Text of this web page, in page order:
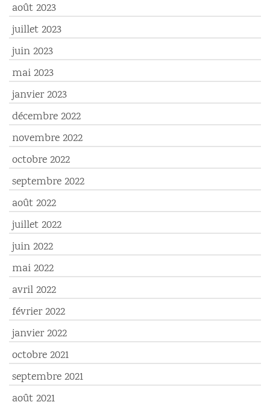
août 2023
juillet 2023
juin 2023
mai 2023
janvier 2023
décembre 2022
novembre 2022
octobre 2022
septembre 2022
août 2022
juillet 2022
juin 2022
mai 2022
avril 2022
février 2022
janvier 2022
octobre 2021
septembre 2021